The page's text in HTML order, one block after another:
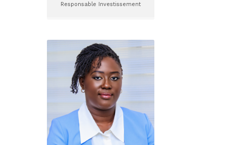
Responsable Investissement
Aïssatou Gaye
Responsable Croissance et
Ecosystèmes
Aïssatou Gaye a rejoint I&P
en 2023 et est Responsable
Croissance et
Ecosystèmes.